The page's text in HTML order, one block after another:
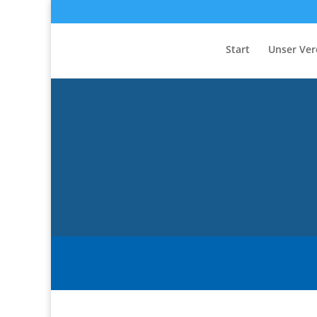
Start Unser